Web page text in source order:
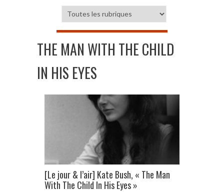
THE MAN WITH THE CHILD
IN HIS EYES
[Le jour & l’air] Kate Bush, « The Man
With The Child In His Eyes »